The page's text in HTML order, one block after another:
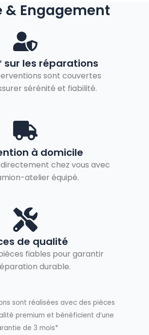
& Engagement
sur les réparations
sont couvertes
sérénité et fiabilité.
à domicile
chez vous avec
atelier équipé.
de qualité
fiables pour garantir
durable.
sont réalisées avec des pièces
premium et bénéficient d’une
de 3 mois*